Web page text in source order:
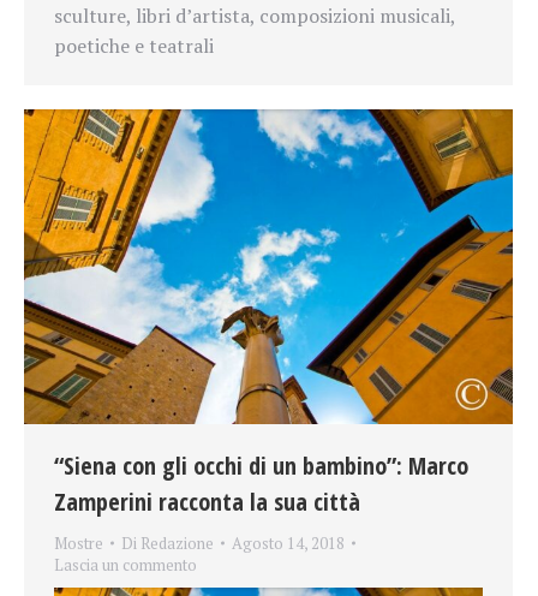
sculture, libri d’artista, composizioni musicali,
poetiche e teatrali
“Siena con gli occhi di un bambino”: Marco
Zamperini racconta la sua città
Mostre Di Redazione
Agosto 14, 2018
Lascia un commento